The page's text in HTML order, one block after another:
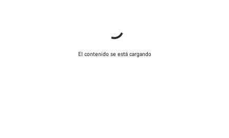
El contenido se está cargando